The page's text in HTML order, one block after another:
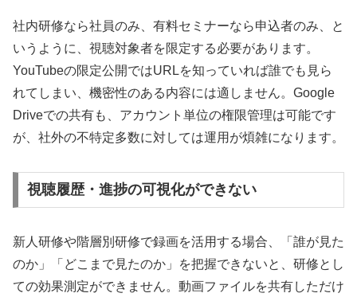
社内研修なら社員のみ、有料セミナーなら申込者のみ、と
いうように、視聴対象者を限定する必要があります。
YouTubeの限定公開ではURLを知っていれば誰でも見ら
れてしまい、機密性のある内容には適しません。Google
Driveでの共有も、アカウント単位の権限管理は可能です
が、社外の不特定多数に対しては運用が煩雑になります。
視聴履歴・進捗の可視化ができない
新人研修や階層別研修で録画を活用する場合、「誰が見た
のか」「どこまで見たのか」を把握できないと、研修とし
ての効果測定ができません。動画ファイルを共有しただけ